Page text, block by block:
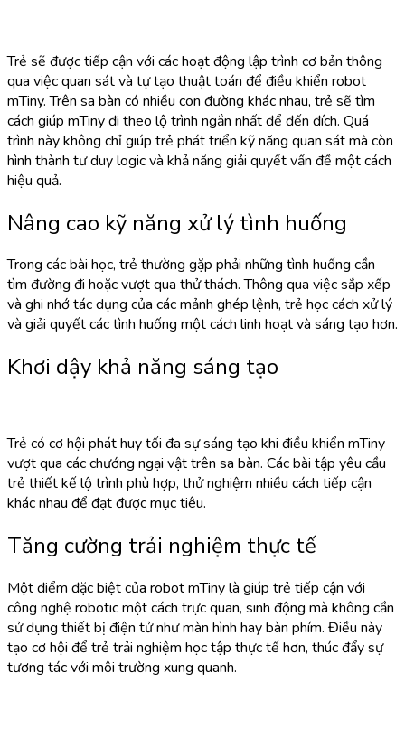
Trẻ sẽ được tiếp cận với các hoạt động lập trình cơ bản thông
qua việc quan sát và tự tạo thuật toán để điều khiển robot
mTiny. Trên sa bàn có nhiều con đường khác nhau, trẻ sẽ tìm
cách giúp mTiny đi theo lộ trình ngắn nhất để đến đích. Quá
trình này không chỉ giúp trẻ phát triển kỹ năng quan sát mà còn
hình thành tư duy logic và khả năng giải quyết vấn đề một cách
hiệu quả.
Nâng cao kỹ năng xử lý tình huống
Trong các bài học, trẻ thường gặp phải những tình huống cần
tìm đường đi hoặc vượt qua thử thách. Thông qua việc sắp xếp
và ghi nhớ tác dụng của các mảnh ghép lệnh, trẻ học cách xử lý
và giải quyết các tình huống một cách linh hoạt và sáng tạo hơn.
Khơi dậy khả năng sáng tạo
Trẻ có cơ hội phát huy tối đa sự sáng tạo khi điều khiển mTiny
vượt qua các chướng ngại vật trên sa bàn. Các bài tập yêu cầu
trẻ thiết kế lộ trình phù hợp, thử nghiệm nhiều cách tiếp cận
khác nhau để đạt được mục tiêu.
Tăng cường trải nghiệm thực tế
Một điểm đặc biệt của robot mTiny là giúp trẻ tiếp cận với
công nghệ robotic một cách trực quan, sinh động mà không cần
sử dụng thiết bị điện tử như màn hình hay bàn phím. Điều này
tạo cơ hội để trẻ trải nghiệm học tập thực tế hơn, thúc đẩy sự
tương tác với môi trường xung quanh.